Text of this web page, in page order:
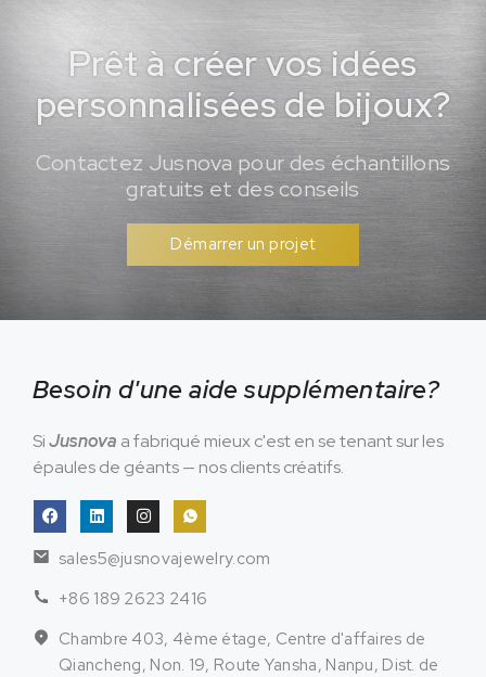
Prêt à créer vos idées
personnalisées de bijoux?
Contactez Jusnova pour des échantillons
gratuits et des conseils
Démarrer un projet
Besoin d'une aide supplémentaire?
SiJusnova a fabriqué mieux c'est en se tenant sur les
épaules de géants — nos clients créatifs.
sales5@jusnovajewelry.com
+86 189 2623 2416
Chambre 403, 4ème étage, Centre d'affaires de
Qiancheng, Non. 19, Route Yansha, Nanpu, Dist. de